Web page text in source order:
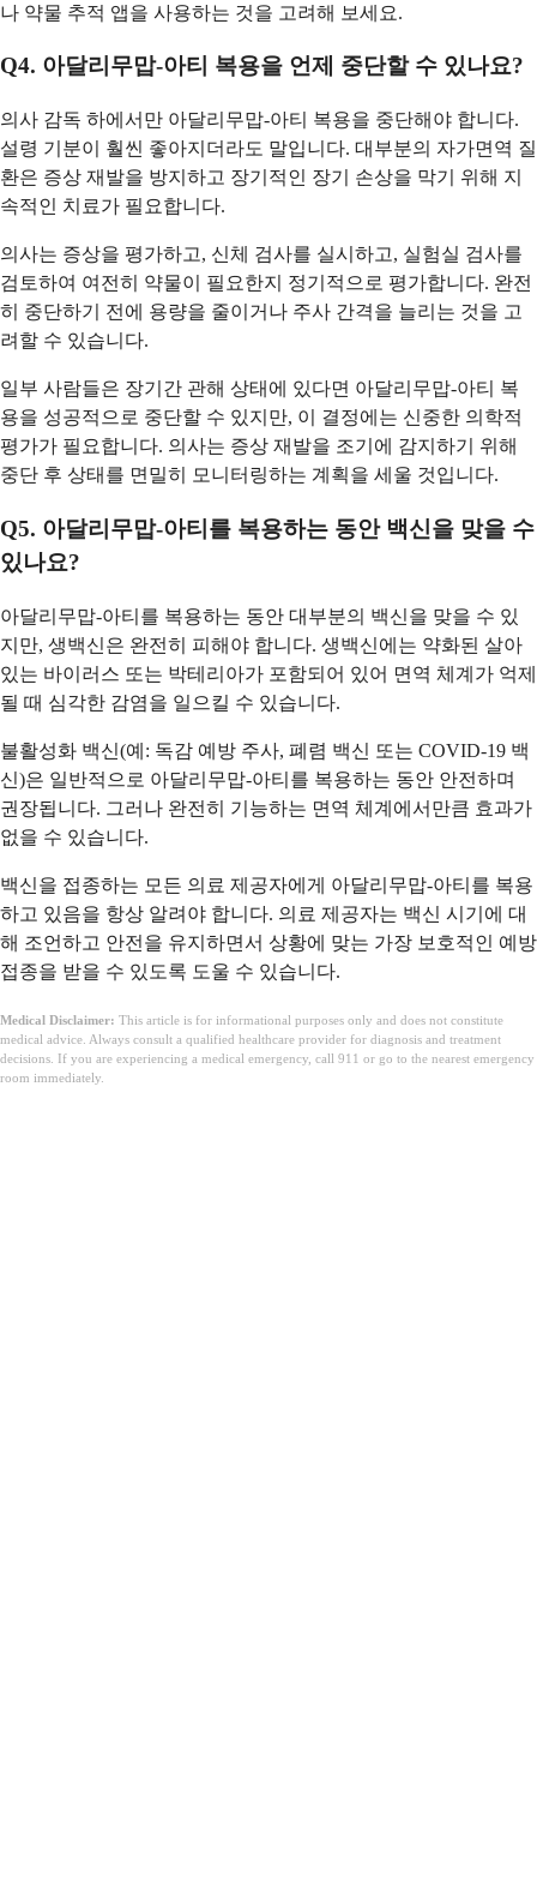
나 약물 추적 앱을 사용하는 것을 고려해 보세요.
Q4. 아달리무맙-아티 복용을 언제 중단할 수 있나요?
의사 감독 하에서만 아달리무맙-아티 복용을 중단해야 합니다.
설령 기분이 훨씬 좋아지더라도 말입니다. 대부분의 자가면역 질
환은 증상 재발을 방지하고 장기적인 장기 손상을 막기 위해 지
속적인 치료가 필요합니다.
의사는 증상을 평가하고, 신체 검사를 실시하고, 실험실 검사를
검토하여 여전히 약물이 필요한지 정기적으로 평가합니다. 완전
히 중단하기 전에 용량을 줄이거나 주사 간격을 늘리는 것을 고
려할 수 있습니다.
일부 사람들은 장기간 관해 상태에 있다면 아달리무맙-아티 복
용을 성공적으로 중단할 수 있지만, 이 결정에는 신중한 의학적
평가가 필요합니다. 의사는 증상 재발을 조기에 감지하기 위해
중단 후 상태를 면밀히 모니터링하는 계획을 세울 것입니다.
Q5. 아달리무맙-아티를 복용하는 동안 백신을 맞을 수
있나요?
아달리무맙-아티를 복용하는 동안 대부분의 백신을 맞을 수 있
지만, 생백신은 완전히 피해야 합니다. 생백신에는 약화된 살아
있는 바이러스 또는 박테리아가 포함되어 있어 면역 체계가 억제
될 때 심각한 감염을 일으킬 수 있습니다.
불활성화 백신(예: 독감 예방 주사, 폐렴 백신 또는 COVID-19 백
신)은 일반적으로 아달리무맙-아티를 복용하는 동안 안전하며
권장됩니다. 그러나 완전히 기능하는 면역 체계에서만큼 효과가
없을 수 있습니다.
백신을 접종하는 모든 의료 제공자에게 아달리무맙-아티를 복용
하고 있음을 항상 알려야 합니다. 의료 제공자는 백신 시기에 대
해 조언하고 안전을 유지하면서 상황에 맞는 가장 보호적인 예방
접종을 받을 수 있도록 도울 수 있습니다.
Medical Disclaimer: This article is for informational purposes only and does not constitute
medical advice. Always consult a qualified healthcare provider for diagnosis and treatment
decisions. If you are experiencing a medical emergency, call 911 or go to the nearest emergency
room immediately.